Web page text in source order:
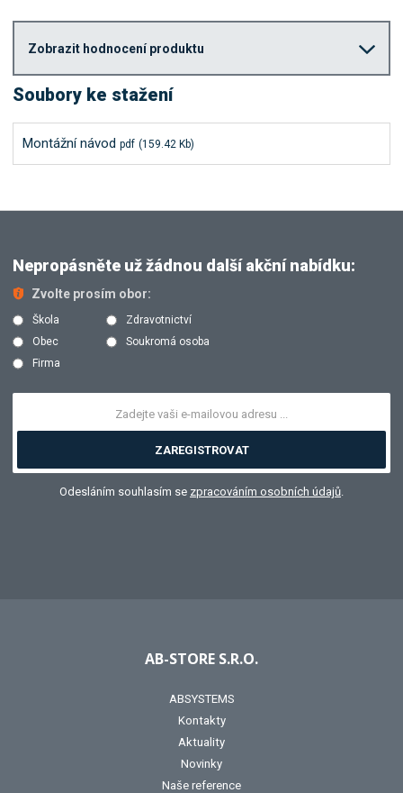
Zobrazit hodnocení produktu
Soubory ke stažení
Montážní návod pdf (159.42 Kb)
Nepropásněte už žádnou další akční nabídku:
Zvolte prosím obor:
Škola
Zdravotnictví
Obec
Soukromá osoba
Firma
ZAREGISTROVAT
Odesláním souhlasím se zpracováním osobních údajů
AB-STORE S.R.O.
ABSYSTEMS
Kontakty
Aktuality
Novinky
Naše reference